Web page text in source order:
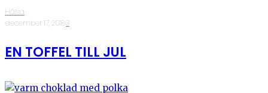
Hälsa
·december 17, 2018·3
EN TOFFEL TILL JUL